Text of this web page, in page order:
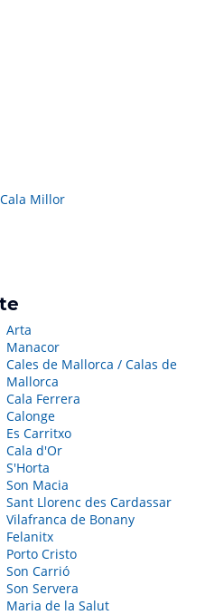
Millor
Arta
Manacor
Cales de Mallorca / Calas de
Mallorca
Cala Ferrera
Calonge
Es Carritxo
Cala d'Or
S'Horta
Son Macia
Sant Llorenc des Cardassar
Vilafranca de Bonany
Felanitx
Porto Cristo
Son Carrió
Son Servera
Maria de la Salut